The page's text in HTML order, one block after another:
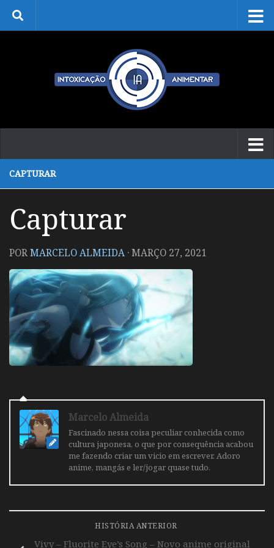
Skip to content
CAPTURAR
Capturar
PORMARCELO ALMEIDA ·MARÇO 27, 2021
Marcelo Almeida
Fascinado nessa coisa peculiar conhecida como
cultura japonesa, o que por consequência acabou
me fazendo criar um vicio em escrever. Adoro
anime, mangás e ler/jogar quase tudo.
HISTÓRIA ANTERIOR
Vivy – Fluorite Eye’s Song – Novo anime original